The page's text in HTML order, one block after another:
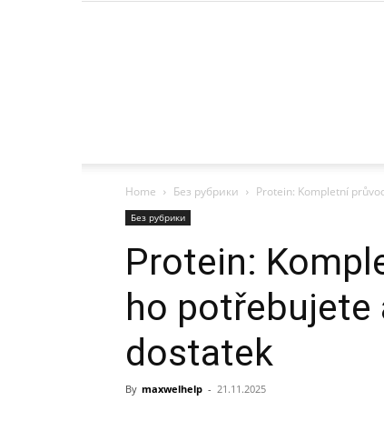
Home Без рубрики Protein: Kompletní
Без рубрики
Protein:
ho potřebujete
dostatek
By maxwelhelp - 21.11.2025